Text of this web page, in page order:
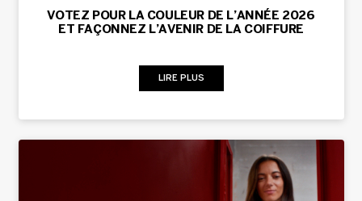
VOTEZ POUR LA COULEUR DE L’ANNÉE 2026
ET FAÇONNEZ L’AVENIR DE LA COIFFURE
LIRE PLUS